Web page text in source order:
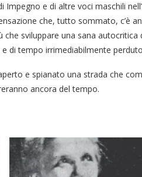
Impegno e di altre voci maschili
che, tutto sommato, c’è
sviluppare una sana
di tempo irrimediabilmente
e spianato una strada che
ancora del tempo.